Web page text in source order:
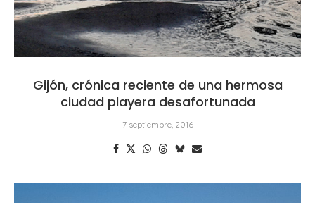
Gijón, crónica reciente de una hermosa
ciudad playera desafortunada
7 septiembre, 2016